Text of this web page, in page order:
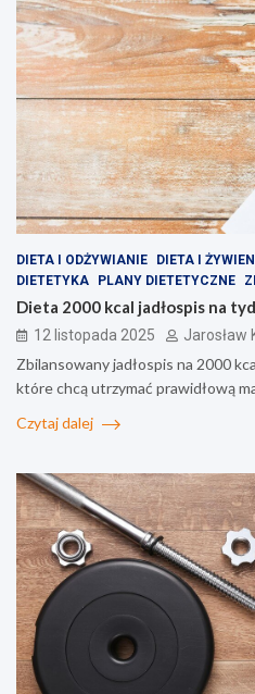
DIETA I ODŻYWIANIE DIETA I
DIETETYKA
PLANY DIETETYCZNE
Dieta 2000 kcal jadłospis na
12 listopada 2025 Jarosław
Zbilansowany jadłospis na 2000
które chcą utrzymać prawidłową
Czytaj dalej